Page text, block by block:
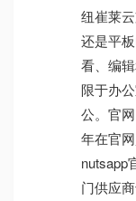
纽崔莱
还是平
看、编
限于办
公。官
年在官
nutsapp
门供应